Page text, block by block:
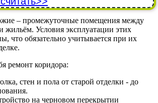
– промежуточные помещения между
жильём. Условия эксплуатации этих
что обязательно учитывается при их
ремонт коридора:
стен и пола от старой отделки - до
на черновом перекрытии